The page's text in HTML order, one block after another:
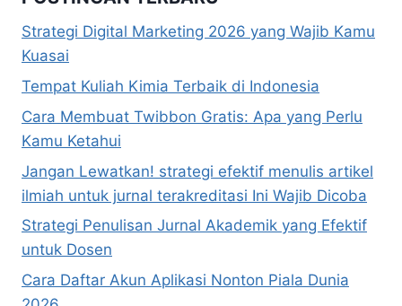
Strategi Digital Marketing 2026 yang Wajib Kamu
Kuasai
Tempat Kuliah Kimia Terbaik di Indonesia
Cara Membuat Twibbon Gratis: Apa yang Perlu
Kamu Ketahui
Jangan Lewatkan! strategi efektif menulis artikel
ilmiah untuk jurnal terakreditasi Ini Wajib Dicoba
Strategi Penulisan Jurnal Akademik yang Efektif
untuk Dosen
Cara Daftar Akun Aplikasi Nonton Piala Dunia